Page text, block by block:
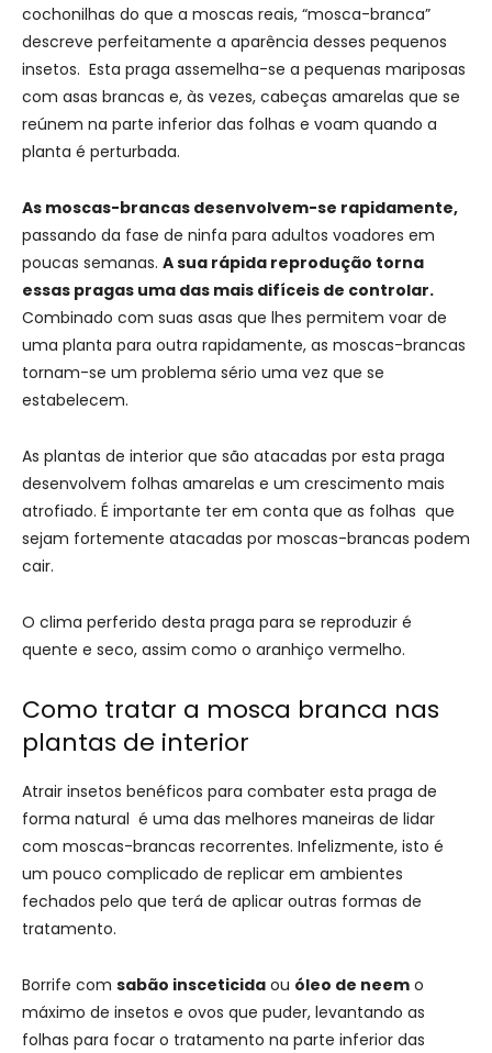
cochonilhas do que a moscas reais, “mosca-branca”
descreve perfeitamente a aparência desses pequenos
insetos. Esta praga assemelha-se a pequenas mariposas
com asas brancas e, às vezes, cabeças amarelas que se
reúnem na parte inferior das folhas e voam quando a
planta é perturbada.
As moscas-brancas desenvolvem-se rapidamente,
passando da fase de ninfa para adultos voadores em
poucas semanas. A sua rápida reprodução torna
essas pragas uma das mais difíceis de controlar.
Combinado com suas asas que lhes permitem voar de
uma planta para outra rapidamente, as moscas-brancas
tornam-se um problema sério uma vez que se
estabelecem.
As plantas de interior que são atacadas por esta praga
desenvolvem folhas amarelas e um crescimento mais
atrofiado. É importante ter em conta que as folhas que
sejam fortemente atacadas por moscas-brancas podem
cair.
O clima perferido desta praga para se reproduzir é
quente e seco, assim como o aranhiço vermelho.
Como tratar a mosca branca nas
plantas de interior
Atrair insetos benéficos para combater esta praga de
forma natural é uma das melhores maneiras de lidar
com moscas-brancas recorrentes. Infelizmente, isto é
um pouco complicado de replicar em ambientes
fechados pelo que terá de aplicar outras formas de
tratamento.
Borrife com sabão insceticida ou óleo de neem o
máximo de insetos e ovos que puder, levantando as
folhas para focar o tratamento na parte inferior das